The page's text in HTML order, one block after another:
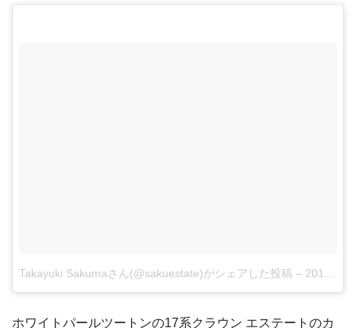
Takayuki Sakumaさん(@sakuestate)がシェアした投稿 – 2018年 7月月2日午後7時38分PDT
ホワイトパールツートンの17系クラウン エステートのカ